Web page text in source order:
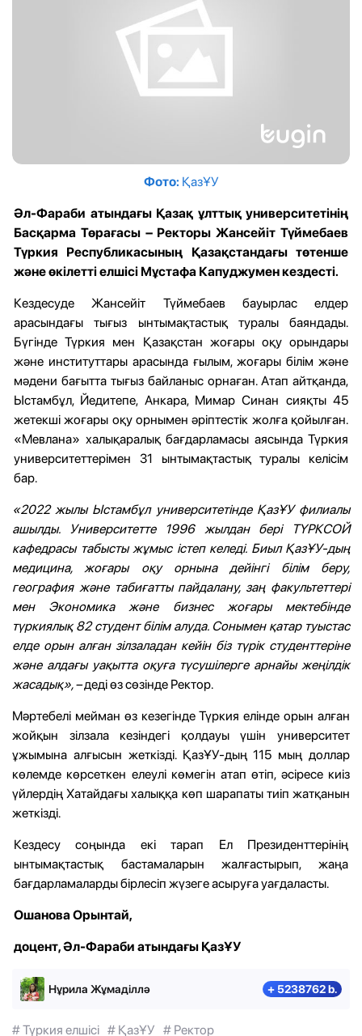
Фото: ҚазҰУ
Әл-Фараби атындағы Қазақ ұлттық университетінің
Басқарма Төрағасы – Ректоры Жансейіт Түймебаев
Түркия Республикасының Қазақстандағы төтенше
және өкілетті елшісі Мұстафа Капуджумен кездесті.
Кездесуде Жансейіт Түймебаев бауырлас елдер
арасындағы тығыз ынтымақтастық туралы баяндады.
Бүгінде Түркия мен Қазақстан жоғары оқу орындары
және институттары арасында ғылым, жоғары білім және
мәдени бағытта тығыз байланыс орнаған. Атап айтқанда,
Ыстамбұл, Йедитепе, Анкара, Мимар Синан сияқты 45
жетекші жоғары оқу орнымен әріптестік жолға қойылған.
«Мевлана» халықаралық бағдарламасы аясында Түркия
университеттерімен 31 ынтымақтастық туралы келісім
бар.
«2022 жылы Ыстамбұл университетінде ҚазҰУ филиалы
ашылды. Университетте 1996 жылдан бері ТҮРКСОЙ
кафедрасы табысты жұмыс істеп келеді. Биыл ҚазҰУ-дың
медицина, жоғары оқу орнына дейінгі білім беру,
география және табиғатты пайдалану, заң факультеттері
мен Экономика және бизнес жоғары мектебінде
түркиялық 82 студент білім алуда. Сонымен қатар туыстас
елде орын алған зілзаладан кейін біз түрік студенттеріне
және алдағы уақытта оқуға түсушілерге арнайы жеңілдік
жасадық», –дедіөз сөзінде Ректор.
Мәртебелі мейман өз кезегіндеТүркия елінде орын алған
жойқын зілзала кезіндегі қолдауыүшін университет
ұжымына алғысын жеткізді. ҚазҰУ-дың 115 мың доллар
көлемде көрсеткен елеулі көмегін атап өтіп, әсіресе киіз
үйлердің Хатайдағы халыққа көп шарапаты тиіп жатқанын
жеткізді.
Кездесу соңында екітарап Ел Президенттерінің
ынтымақтастық бастамаларын жалғастырып, жаңа
бағдарламаларды бірлесіп жүзеге асыруғауағдаласты.
Ошанова Орынтай,
доцент, Әл-Фараби атындағы ҚазҰУ
Нұрила Жұмаділлә + 5238762 b.
# Түркия елшісі # ҚазҰУ # Ректор